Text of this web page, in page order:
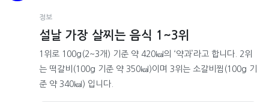
정보
설날 가장 살찌는 음식 1~3위
1위로 100g(2~3개) 기준 약 420㎉의 ‘약과’라고 합니다. 2위
는 떡갈비(100g 기준 약 350㎉)이며 3위는 소갈비찜(100g 기
준 약 340㎉) 입니다.